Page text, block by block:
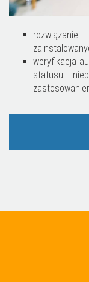
weryfikacja
statusu